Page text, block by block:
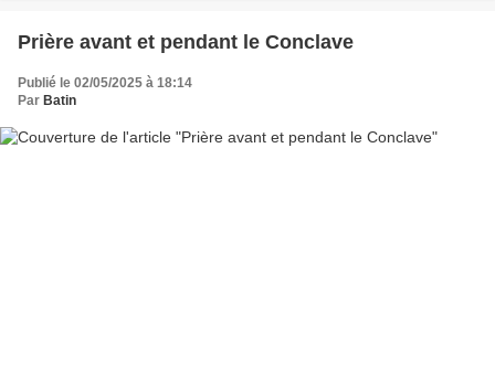
Prière avant et pendant le Conclave
Publié le 02/05/2025 à 18:14
Par Batin